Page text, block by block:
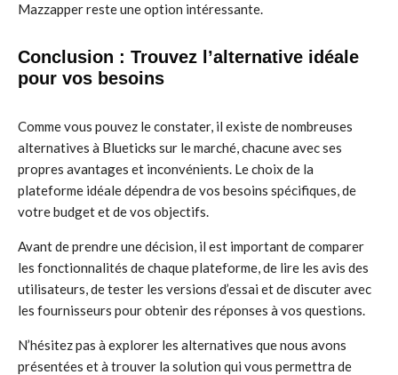
Mazzapper reste une option intéressante.
Conclusion : Trouvez l’alternative idéale
pour vos besoins
Comme vous pouvez le constater, il existe de nombreuses
alternatives à Blueticks sur le marché, chacune avec ses
propres avantages et inconvénients. Le choix de la
plateforme idéale dépendra de vos besoins spécifiques, de
votre budget et de vos objectifs.
Avant de prendre une décision, il est important de comparer
les fonctionnalités de chaque plateforme, de lire les avis des
utilisateurs, de tester les versions d’essai et de discuter avec
les fournisseurs pour obtenir des réponses à vos questions.
N’hésitez pas à explorer les alternatives que nous avons
présentées et à trouver la solution qui vous permettra de